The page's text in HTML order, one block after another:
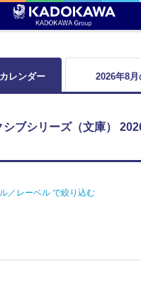
レンダー 2026年8
シブシリーズ（文庫）
／レーベル で絞り込む